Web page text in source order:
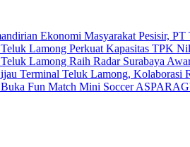
Ekonomi Masyarakat Pesisir,
Lamong Perkuat Kapasitas TPK
Lamong Raih Radar Surabaya
Terminal Teluk Lamong, Kolaborasi
Fun Match Mini Soccer